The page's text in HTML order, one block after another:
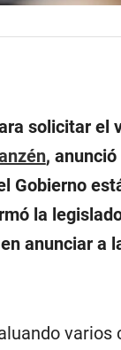
solicitar el
,
Gobierno
la
anunciar a